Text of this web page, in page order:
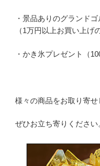
・景品ありのグランド
（1万円以上お買い上げ
・かき氷プレゼント（
様々の商品をお取り寄せ
ぜひお立ち寄りください